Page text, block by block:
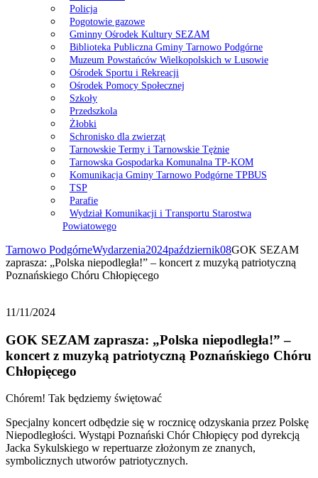
Policja
Pogotowie gazowe
Gminny Ośrodek Kultury SEZAM
Biblioteka Publiczna Gminy Tarnowo Podgórne
Muzeum Powstańców Wielkopolskich w Lusowie
Ośrodek Sportu i Rekreacji
Ośrodek Pomocy Społecznej
Szkoły
Przedszkola
Żłobki
Schronisko dla zwierząt
Tarnowskie Termy i Tarnowskie Tężnie
Tarnowska Gospodarka Komunalna TP-KOM
Komunikacja Gminy Tarnowo Podgórne TPBUS
TSP
Parafie
Wydział Komunikacji i Transportu Starostwa
Powiatowego
Tarnowo PodgórneWydarzenia2024październik08GOK SEZAM
zaprasza: „Polska niepodległa!” – koncert z muzyką patriotyczną
Poznańskiego Chóru Chłopięcego
11/11/2024
GOK SEZAM zaprasza: „Polska niepodległa!” –
koncert z muzyką patriotyczną Poznańskiego Chóru
Chłopięcego
Chórem! Tak będziemy świętować
Specjalny koncert odbędzie się w rocznicę odzyskania przez Polskę
Niepodległości. Wystąpi Poznański Chór Chłopięcy pod dyrekcją
Jacka Sykulskiego w repertuarze złożonym ze znanych,
symbolicznych utworów patriotycznych.